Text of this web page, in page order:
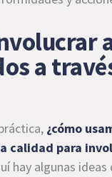
a
¿cómo
calidad para
hay algunas ideas